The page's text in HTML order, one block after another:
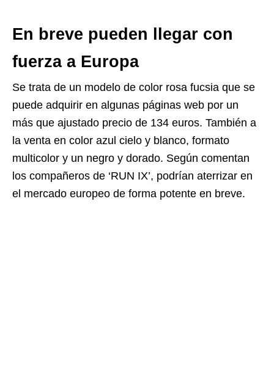
En breve pueden llegar con
fuerza a Europa
Se trata de un modelo de color rosa fucsia que se
puede adquirir en algunas páginas web por un
más que ajustado precio de 134 euros. También a
la venta en color azul cielo y blanco, formato
multicolor y un negro y dorado. Según comentan
los compañeros de ‘RUN IX’, podrían aterrizar en
el mercado europeo de forma potente en breve.